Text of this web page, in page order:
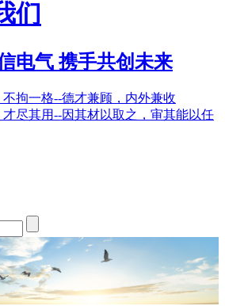
们
电气 携手共创未来
拘一格--德才兼顾，内外兼收
才尽其用--因其材以取之，审其能以任